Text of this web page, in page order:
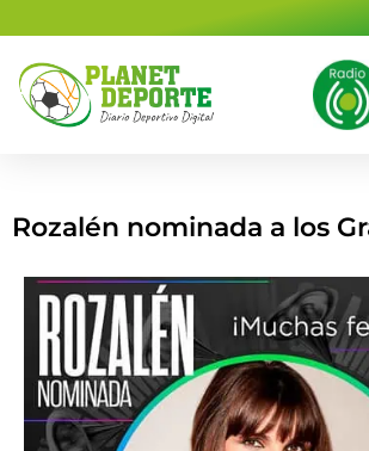
Rozalén nominada a los